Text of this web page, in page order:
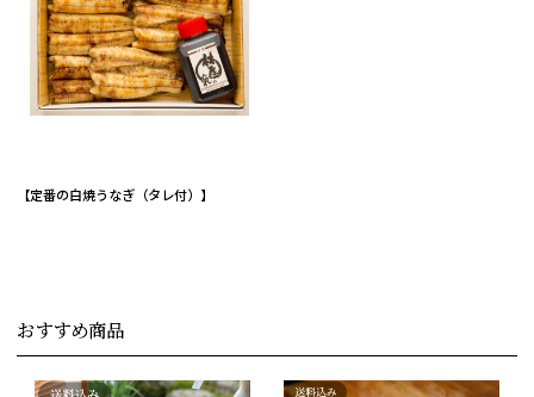
【定番の白焼うなぎ（タレ付）】
おすすめ商品